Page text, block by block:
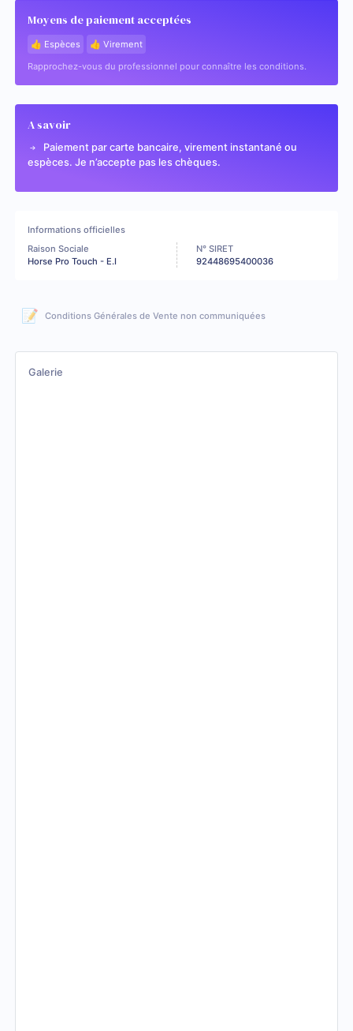
Moyens de paiement acceptées
👍 Espèces
👍 Virement
Rapprochez-vous du professionnel pour connaître les conditions.
A savoir
Paiement par carte bancaire, virement instantané ou
espèces. Je n’accepte pas les chèques.
Informations officielles
Raison Sociale
Horse Pro Touch - E.I
N° SIRET
92448695400036
📝 Conditions Générales de Vente non communiquées
Galerie